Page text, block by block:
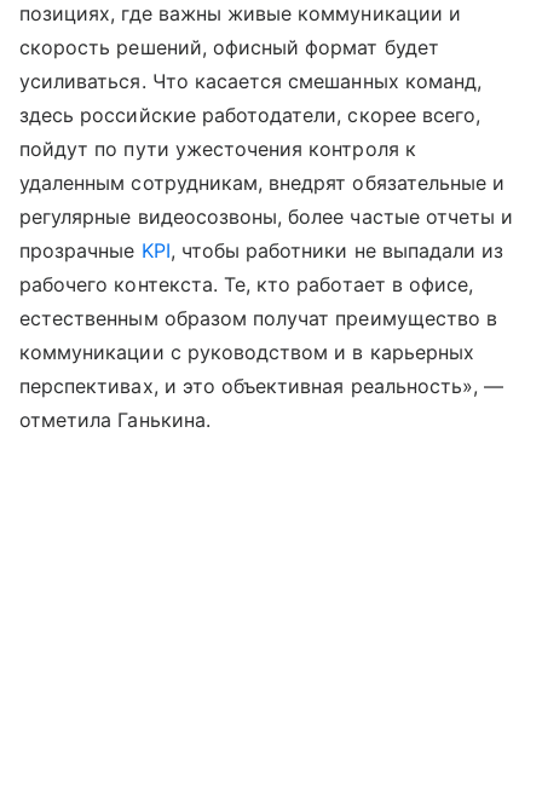
позициях, где важны живые коммуникации и
скорость решений, офисный формат будет
усиливаться. Что касается смешанных команд,
здесь российские работодатели, скорее всего,
пойдут по пути ужесточения контроля к
удаленным сотрудникам, внедрят обязательные и
регулярные видеосозвоны, более частые отчеты и
прозрачные KPI, чтобы работники не выпадали из
рабочего контекста. Те, кто работает в офисе,
естественным образом получат преимущество в
коммуникации с руководством и в карьерных
перспективах, и это объективная реальность», —
отметила Ганькина.